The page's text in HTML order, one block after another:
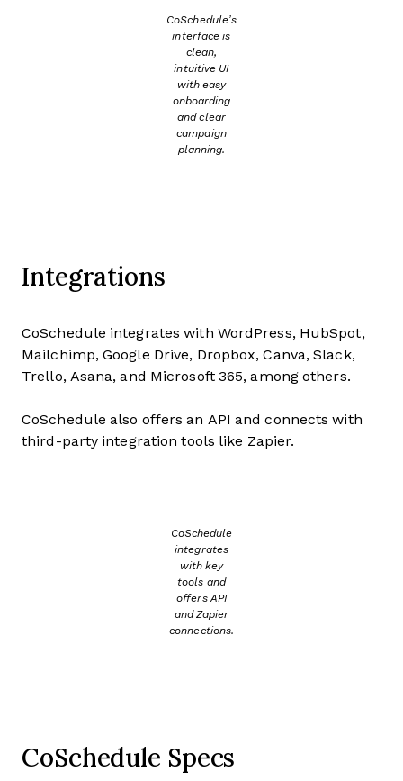
CoSchedule’s
interface is
clean,
intuitive UI
with easy
onboarding
and clear
campaign
planning.
Integrations
CoSchedule integrates with WordPress, HubSpot,
Mailchimp, Google Drive, Dropbox, Canva, Slack,
Trello, Asana, and Microsoft 365, among others.
CoSchedule also offers an API and connects with
third-party integration tools like Zapier.
CoSchedule
integrates
with key
tools and
offers API
and Zapier
connections.
CoSchedule Specs